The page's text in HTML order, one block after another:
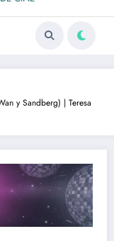
y Sandberg) | Teresa